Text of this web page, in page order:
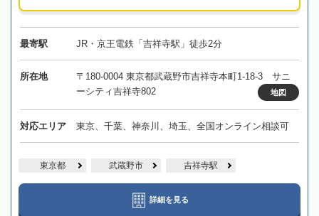
最寄駅 JR・京王電鉄「吉祥寺駅」徒歩2分
所在地
〒180-0004 東京都武蔵野市吉祥寺本町1-18-3 サニ
ーシティ吉祥寺802
地図
対応エリア 東京、千葉、神奈川、埼玉、全国オンライン相談可
東京都 武蔵野市 吉祥寺駅
詳細を見る